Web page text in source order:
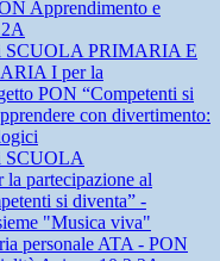
Apprendimento e
SCUOLA PRIMARIA E
I per la
PON “Competenti si
con divertimento:
SCUOLA
partecipazione al
si diventa” -
"Musica viva"
personale ATA - PON